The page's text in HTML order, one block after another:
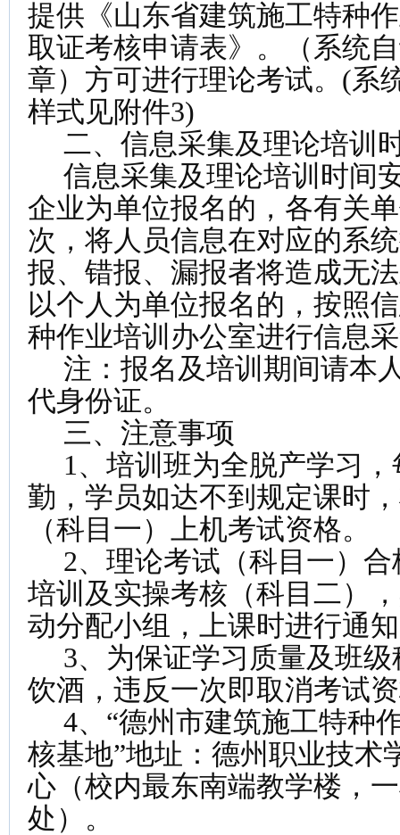
提供《山东省建筑施工特种
取证考核申请表》。（系统
章）方可进行理论考试。(系
样式见附件3)
二、信息采集及理论培训
信息采集及理论培训时间
企业为单位报名的，各有关
次，将人员信息在对应的系
报、错报、漏报者将造成无
以个人为单位报名的，按照
种作业培训办公室进行信息
注：报名及培训期间请本
代身份证。
三、注意事项
1、培训班为全脱产学习，
勤，学员如达不到规定课时
（科目一）上机考试资格。
2、理论考试（科目一）合
培训及实操考核（科目二）
动分配小组，上课时进行通
3、为保证学习质量及班级
饮酒，违反一次即取消考试
4、“德州市建筑施工特种
核基地”地址：德州职业技术
心（校内最东南端教学楼，
处）。